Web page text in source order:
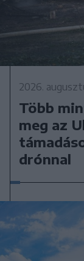
2026.
Több
meg az
drónnal